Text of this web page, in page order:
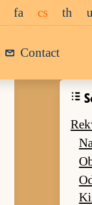
fa cs th
Contact